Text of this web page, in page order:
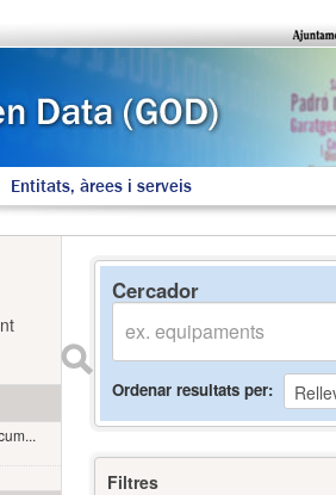
Entitats, àrees i serveis
Cercador
Ordenar resultats per
Filtres